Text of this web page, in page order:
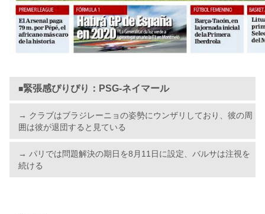
■緊張感ぴりぴり：PSG-ネイマール
→ クラブはブラジレーニョの姿勢にウンザリしており、彼の周
囲は彼が退団すると見ている
→ パリでは問題解決の期日を8月11日に設定、バルサは注視を
続ける